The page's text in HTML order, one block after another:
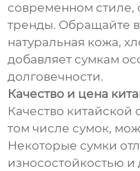
современном
тренды. Обращайте
натуральная кожа,
добавляет сумкам
долговечности.
Качество и цена
Качество
том числе сумок,
Некоторые сумки
износостойкостью и